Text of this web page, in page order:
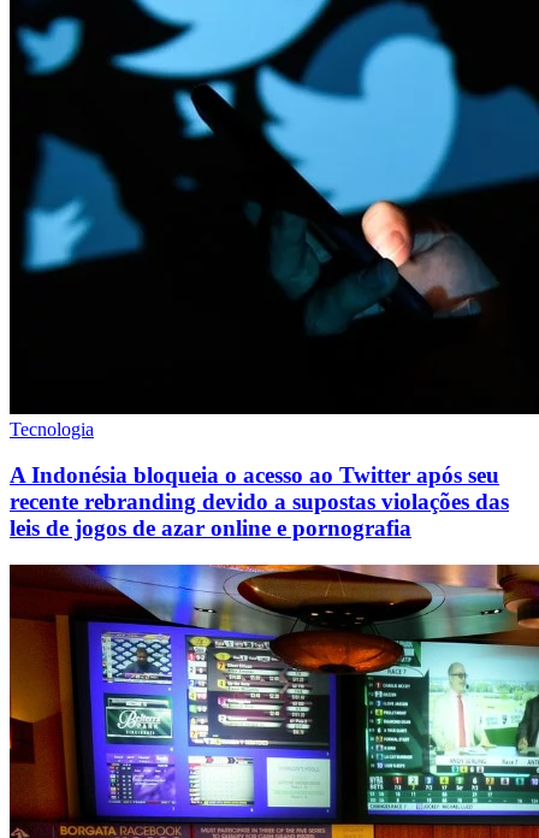
Tecnologia
A Indonésia bloqueia o acesso ao Twitter após seu
recente rebranding devido a supostas violações das
leis de jogos de azar online e pornografia